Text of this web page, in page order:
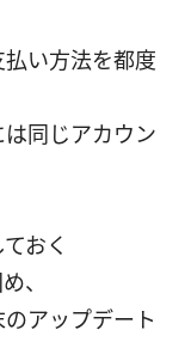
い方法を都度
同じアカウン
おく
、
アップデート